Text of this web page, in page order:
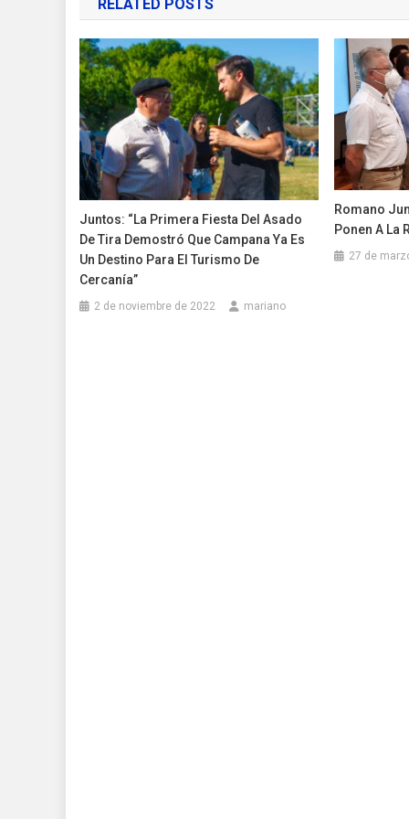
entradas
RELATED POSTS
Juntos: “La Primera Fiesta Del Asado
De Tira Demostró Que Campana Ya Es
Un Destino Para El Turismo De
Cercanía”
2 de noviembre de 2022 mariano
Romano
Ponen A La
27 de